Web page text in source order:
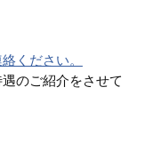
ください。
のご紹介をさせて